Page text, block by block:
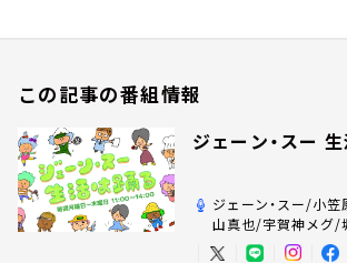
この記事の番組情報
ジェーン・スー
ジェーン・スー/小
山真也/宇賀神メグ/